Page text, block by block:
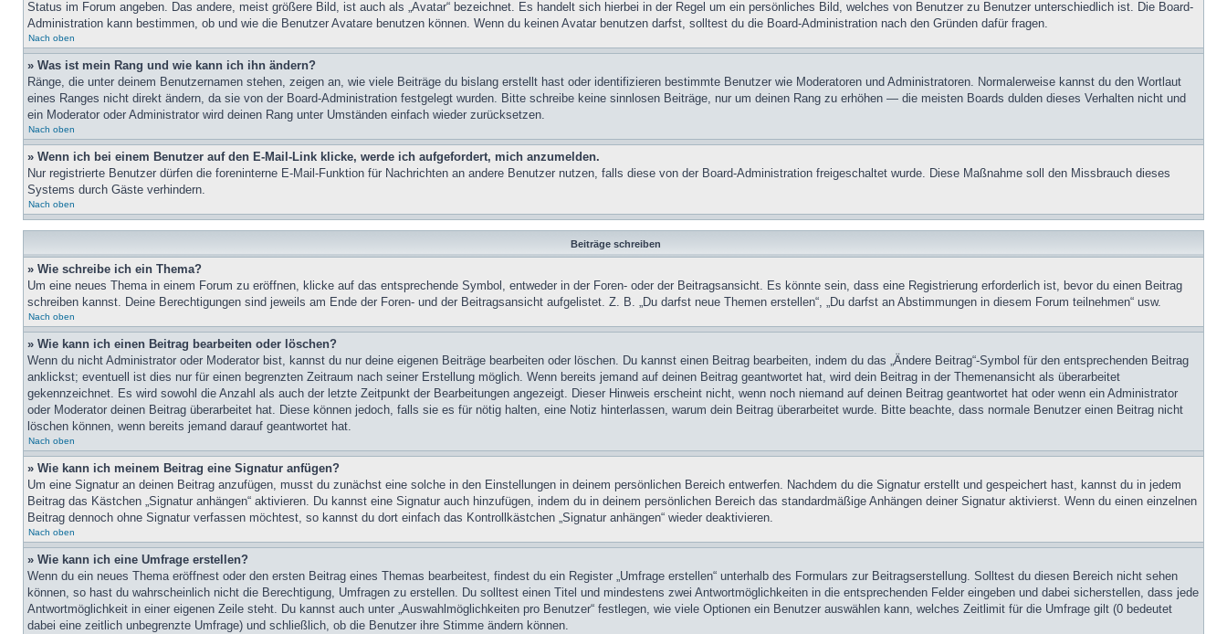
Status im Forum angeben. Das andere, meist größere Bild, ist auch als „Avatar“ bezeichnet. Es handelt sich hierbei in der Regel um ein persönliches Bild, welches von Benutzer zu Benutzer unterschiedlich ist. Die Board-
Administration kann bestimmen, ob und wie die Benutzer Avatare benutzen können. Wenn du keinen Avatar benutzen darfst, solltest du die Board-Administration nach den Gründen dafür fragen.
Nach oben
» Was ist mein Rang und wie kann ich ihn ändern?
Ränge, die unter deinem Benutzernamen stehen, zeigen an, wie viele Beiträge du bislang erstellt hast oder identifizieren bestimmte Benutzer wie Moderatoren und Administratoren. Normalerweise kannst du den Wortlaut
eines Ranges nicht direkt ändern, da sie von der Board-Administration festgelegt wurden. Bitte schreibe keine sinnlosen Beiträge, nur um deinen Rang zu erhöhen — die meisten Boards dulden dieses Verhalten nicht und
ein Moderator oder Administrator wird deinen Rang unter Umständen einfach wieder zurücksetzen.
Nach oben
» Wenn ich bei einem Benutzer auf den E-Mail-Link klicke, werde ich aufgefordert, mich anzumelden.
Nur registrierte Benutzer dürfen die foreninterne E-Mail-Funktion für Nachrichten an andere Benutzer nutzen, falls diese von der Board-Administration freigeschaltet wurde. Diese Maßnahme soll den Missbrauch dieses
Systems durch Gäste verhindern.
Nach oben
Beiträge schreiben
» Wie schreibe ich ein Thema?
Um eine neues Thema in einem Forum zu eröffnen, klicke auf das entsprechende Symbol, entweder in der Foren- oder der Beitragsansicht. Es könnte sein, dass eine Registrierung erforderlich ist, bevor du einen Beitrag
schreiben kannst. Deine Berechtigungen sind jeweils am Ende der Foren- und der Beitragsansicht aufgelistet. Z. B. „Du darfst neue Themen erstellen“, „Du darfst an Abstimmungen in diesem Forum teilnehmen“ usw.
Nach oben
» Wie kann ich einen Beitrag bearbeiten oder löschen?
Wenn du nicht Administrator oder Moderator bist, kannst du nur deine eigenen Beiträge bearbeiten oder löschen. Du kannst einen Beitrag bearbeiten, indem du das „Ändere Beitrag“-Symbol für den entsprechenden Beitrag
anklickst; eventuell ist dies nur für einen begrenzten Zeitraum nach seiner Erstellung möglich. Wenn bereits jemand auf deinen Beitrag geantwortet hat, wird dein Beitrag in der Themenansicht als überarbeitet
gekennzeichnet. Es wird sowohl die Anzahl als auch der letzte Zeitpunkt der Bearbeitungen angezeigt. Dieser Hinweis erscheint nicht, wenn noch niemand auf deinen Beitrag geantwortet hat oder wenn ein Administrator
oder Moderator deinen Beitrag überarbeitet hat. Diese können jedoch, falls sie es für nötig halten, eine Notiz hinterlassen, warum dein Beitrag überarbeitet wurde. Bitte beachte, dass normale Benutzer einen Beitrag nicht
löschen können, wenn bereits jemand darauf geantwortet hat.
Nach oben
» Wie kann ich meinem Beitrag eine Signatur anfügen?
Um eine Signatur an deinen Beitrag anzufügen, musst du zunächst eine solche in den Einstellungen in deinem persönlichen Bereich entwerfen. Nachdem du die Signatur erstellt und gespeichert hast, kannst du in jedem
Beitrag das Kästchen „Signatur anhängen“ aktivieren. Du kannst eine Signatur auch hinzufügen, indem du in deinem persönlichen Bereich das standardmäßige Anhängen deiner Signatur aktivierst. Wenn du einen einzelnen
Beitrag dennoch ohne Signatur verfassen möchtest, so kannst du dort einfach das Kontrollkästchen „Signatur anhängen“ wieder deaktivieren.
Nach oben
» Wie kann ich eine Umfrage erstellen?
Wenn du ein neues Thema eröffnest oder den ersten Beitrag eines Themas bearbeitest, findest du ein Register „Umfrage erstellen“ unterhalb des Formulars zur Beitragserstellung. Solltest du diesen Bereich nicht sehen
können, so hast du wahrscheinlich nicht die Berechtigung, Umfragen zu erstellen. Du solltest einen Titel und mindestens zwei Antwortmöglichkeiten in die entsprechenden Felder eingeben und dabei sicherstellen, dass jede
Antwortmöglichkeit in einer eigenen Zeile steht. Du kannst auch unter „Auswahlmöglichkeiten pro Benutzer“ festlegen, wie viele Optionen ein Benutzer auswählen kann, welches Zeitlimit für die Umfrage gilt (0 bedeutet
dabei eine zeitlich unbegrenzte Umfrage) und schließlich, ob die Benutzer ihre Stimme ändern können.